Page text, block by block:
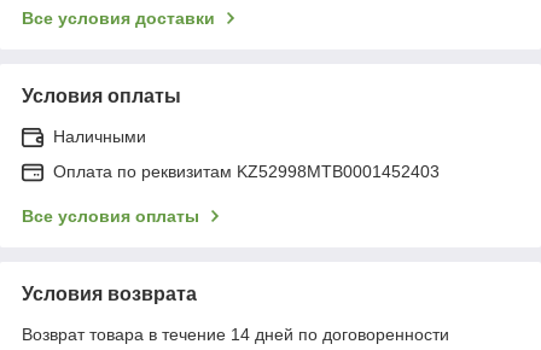
Все условия доставки
Условия оплаты
Наличными
Оплата по реквизитам KZ52998MTB0001452403
Все условия оплаты
Условия возврата
Возврат товара в течение 14 дней по договоренности